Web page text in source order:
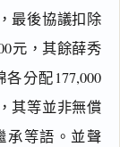
最後協議扣除
元，其餘薛秀
分配177,000
其等並非無償
承等語。並聲